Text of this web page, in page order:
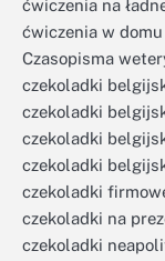
ćwiczenia na
ćwiczenia w
Czasopisma
czekoladki
czekoladki
czekoladki
czekoladki
czekoladki
czekoladki na
czekoladki